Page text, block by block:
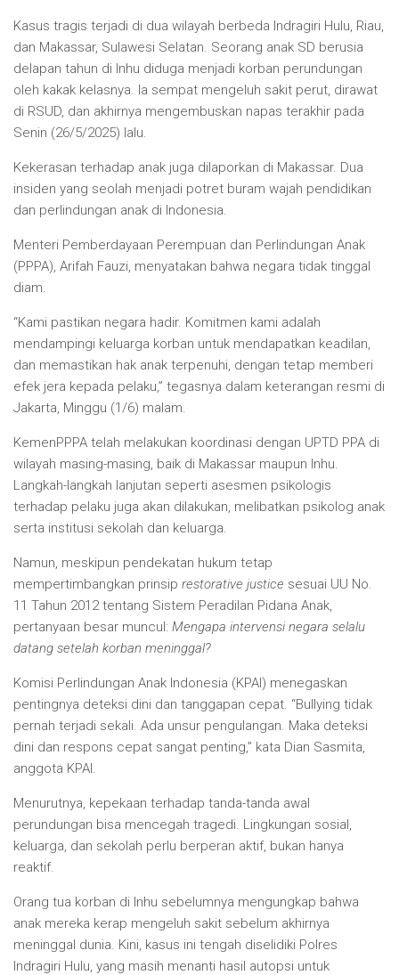
Kasus tragis terjadi di dua wilayah berbeda Indragiri Hulu, Riau,
dan Makassar, Sulawesi Selatan. Seorang anak SD berusia
delapan tahun di Inhu diduga menjadi korban perundungan
oleh kakak kelasnya. Ia sempat mengeluh sakit perut, dirawat
di RSUD, dan akhirnya mengembuskan napas terakhir pada
Senin (26/5/2025) lalu.
Kekerasan terhadap anak juga dilaporkan di Makassar. Dua
insiden yang seolah menjadi potret buram wajah pendidikan
dan perlindungan anak di Indonesia.
Menteri Pemberdayaan Perempuan dan Perlindungan Anak
(PPPA), Arifah Fauzi, menyatakan bahwa negara tidak tinggal
diam.
“Kami pastikan negara hadir. Komitmen kami adalah
mendampingi keluarga korban untuk mendapatkan keadilan,
dan memastikan hak anak terpenuhi, dengan tetap memberi
efek jera kepada pelaku,” tegasnya dalam keterangan resmi di
Jakarta, Minggu (1/6) malam.
KemenPPPA telah melakukan koordinasi dengan UPTD PPA di
wilayah masing-masing, baik di Makassar maupun Inhu.
Langkah-langkah lanjutan seperti asesmen psikologis
terhadap pelaku juga akan dilakukan, melibatkan psikolog anak
serta institusi sekolah dan keluarga.
Namun, meskipun pendekatan hukum tetap
mempertimbangkan prinsip restorative justice sesuai UU No.
11 Tahun 2012 tentang Sistem Peradilan Pidana Anak,
pertanyaan besar muncul: Mengapa intervensi negara selalu
datang setelah korban meninggal?
Komisi Perlindungan Anak Indonesia (KPAI) menegaskan
pentingnya deteksi dini dan tanggapan cepat. “Bullying tidak
pernah terjadi sekali. Ada unsur pengulangan. Maka deteksi
dini dan respons cepat sangat penting,” kata Dian Sasmita,
anggota KPAI.
Menurutnya, kepekaan terhadap tanda-tanda awal
perundungan bisa mencegah tragedi. Lingkungan sosial,
keluarga, dan sekolah perlu berperan aktif, bukan hanya
reaktif.
Orang tua korban di Inhu sebelumnya mengungkap bahwa
anak mereka kerap mengeluh sakit sebelum akhirnya
meninggal dunia. Kini, kasus ini tengah diselidiki Polres
Indragiri Hulu, yang masih menanti hasil autopsi untuk